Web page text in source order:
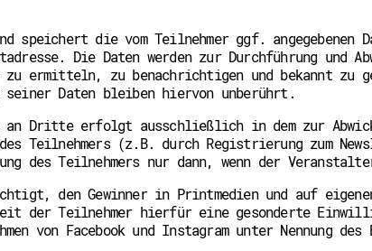
speichert die vom Teilnehmer ggf. angegebenen
Die Daten werden zur Durchführung und
zu ermitteln, zu benachrichtigen und bekannt zu
seiner Daten bleiben hiervon unberührt.
an Dritte erfolgt ausschließlich in dem zur
Teilnehmers (z.B. durch Registrierung zum
des Teilnehmers nur dann, wenn der
den Gewinner in Printmedien und auf
der Teilnehmer hierfür eine gesonderte
von Facebook und Instagram unter Nennung des